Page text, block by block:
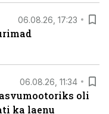
06.08.26, 17:23
06.08.26, 11:34
oli
ka laenu